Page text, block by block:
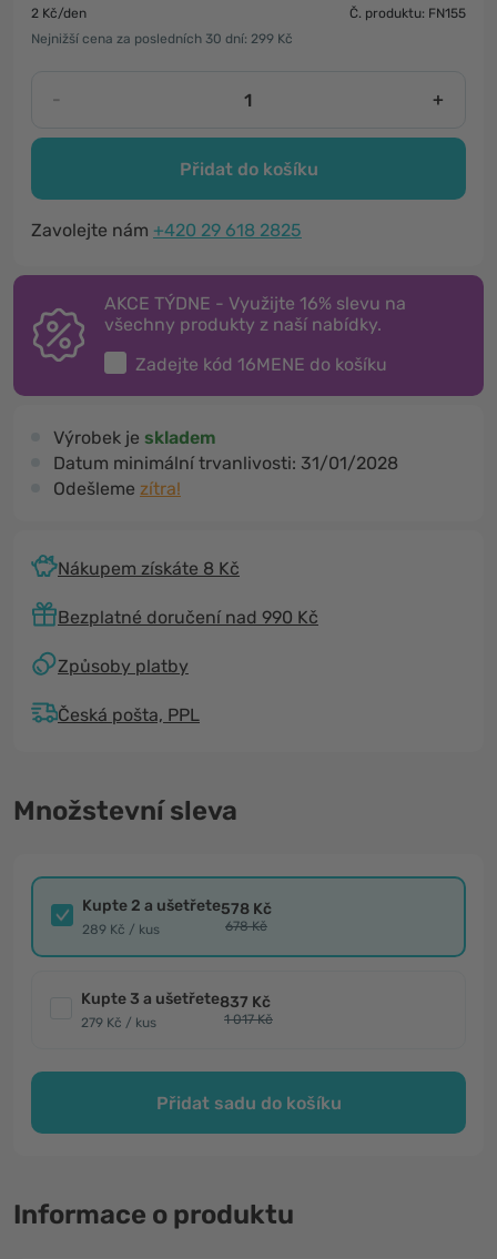
2 Kč/den
Č. produktu: FN155
Nejnižší cena za posledních 30 dní: 299 Kč
- +
Přidat do košíku
Zavolejte nám +420 29 618 2825
AKCE TÝDNE - Využijte 16% slevu na
všechny produkty z naší nabídky.
Zadejte kód 16MENE do košíku
Výrobek je skladem
Datum minimální trvanlivosti: 31/01/2028
Odešleme zítra!
Nákupem získáte 8 Kč
Bezplatné doručení nad 990 Kč
Způsoby platby
Česká pošta, PPL
Množstevní sleva
Kupte 2 a ušetřete
289 Kč / kus
578 Kč
678 Kč
Kupte 3 a ušetřete
279 Kč / kus
837 Kč
1 017 Kč
Přidat sadu do košíku
Informace o produktu